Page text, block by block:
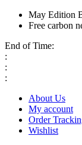
May Edition
Free carbon
End of Time:
:
:
:
About Us
My account
Order
Wishlist